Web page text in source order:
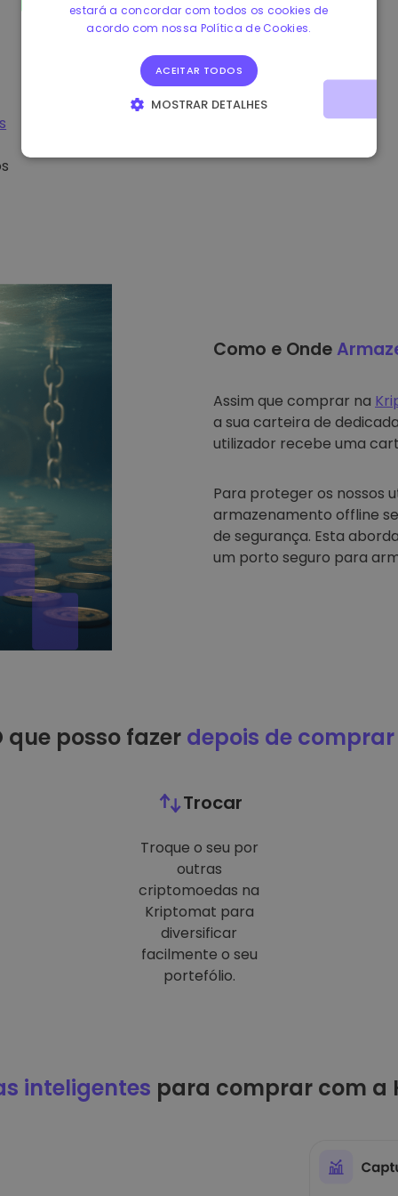
Como e Onde
Assim que comprar na
a sua carteira de
utilizador recebe uma
Para proteger os nossos
armazenamento offline
de segurança. Esta
um porto seguro para
que posso fazer depois de comprar
Trocar
Troque o seu por
outras
criptomoedas na
Kriptomat para
diversificar
facilmente o seu
portefólio.
inteligentes para comprar com a
estará a concordar com todos os cookies de
acordo com nossa Política de Cookies.
ACEITAR TODOS
MOSTRAR DETALHES